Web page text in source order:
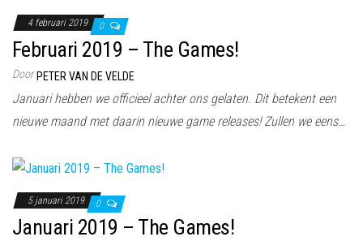
4 februari 2019 0
Februari 2019 – The Games!
Door PETER VAN DE VELDE
Januari hebben we officieel achter ons gelaten. Dit betekent een
nieuwe maand met daarin nieuwe game releases! Zullen we eens…
5 januari 2019 0
Januari 2019 – The Games!